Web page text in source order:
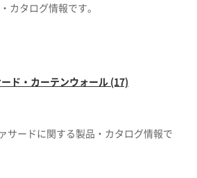
カタログ情報です。
ド・カーテンウォール (17)
サードに関する製品・カタログ情報で